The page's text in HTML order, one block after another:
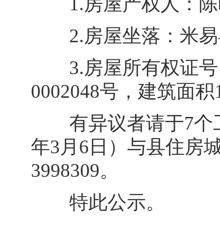
2.房屋坐落：米易
3.房屋所有权证号
0002048号，建筑面
有异议者请于7个
年3月6日）与县住房
3998309。
特此公示。